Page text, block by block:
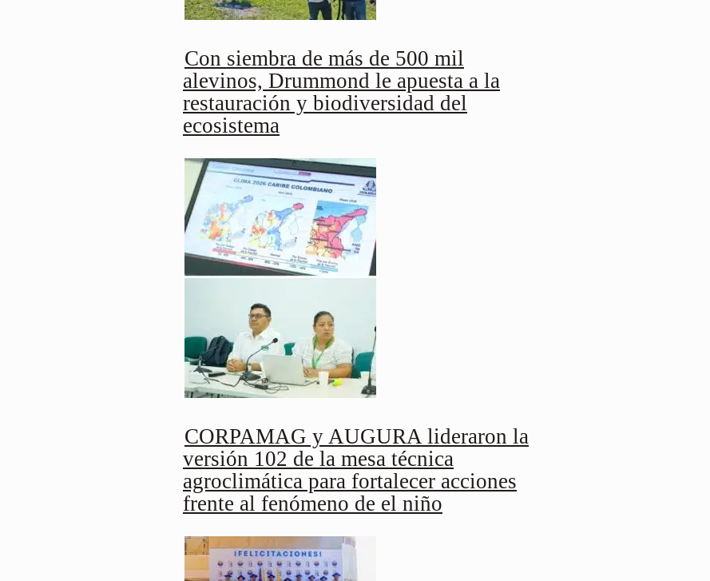
Con siembra de más de 500 mil
alevinos, Drummond le apuesta a la
restauración y biodiversidad del
ecosistema
CORPAMAG y AUGURA lideraron la
versión 102 de la mesa técnica
agroclimática para fortalecer acciones
frente al fenómeno de el niño